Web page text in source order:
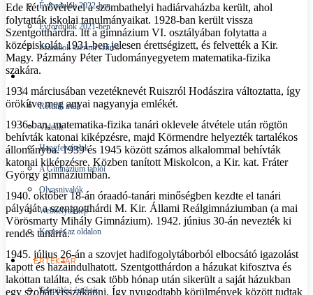
Évfordulók 2022-ben
Évfordulók 2021-ben
Századok szerinti szűrés
Rólunk írták
Videók
Hangfelvételek
A Gimnázium tablói
Olvasnivalók
Webhelytérkép
Keresés az oldalon
ÉRTÉKTÁR
Települési értéktár
Ede két nővérével a szombathelyi hadiárvaházba került, ahol
folytatták iskolai tanulmányaikat. 1928-ban került vissza
Szentgotthárdra. Itt a gimnázium VI. osztályában folytatta a
középiskolát. 1931-ben jelesen érettségizett, és felvették a Kir.
Magy. Pázmány Péter Tudományegyetem matematika-fizika
szakára.
1934 márciusában vezetéknevét Ruiszról Hodászira változtatta, így
örökítve meg anyai nagyanyja emlékét.
1936-ban, matematika-fizika tanári oklevele átvétele után rögtön
behívták katonai kiképzésre, majd Körmendre helyezték tartalékos
állományba. 1939 és 1945 között számos alkalommal behívták
katonai kiképzésre. Közben tanított Miskolcon, a Kir. kat. Fráter
György gimnáziumban.
1940. október 18-án óraadó-tanári minőségben kezdte el tanári
pályáját a szentgotthárdi M. Kir. Állami Reálgimnáziumban (a mai
Vörösmarty Mihály Gimnázium). 1942. június 30-án nevezték ki
rendes tanárrá.
1945. július 26-án a szovjet hadifogolytáborból elbocsátó igazolást
kapott és hazaindulhatott. Szentgotthárdon a házukat kifosztva és
lakottan találta, és csak több hónap után sikerült a saját házukban
egy szobát visszakapni. Így nyugodtabb körülmények között tudtak